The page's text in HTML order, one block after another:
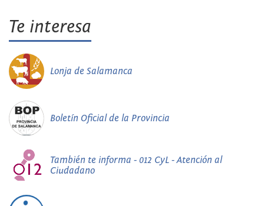
Te interesa
Lonja de Salamanca
Boletín Oficial de la Provincia
También te informa - 012 CyL - Atención al
Ciudadano